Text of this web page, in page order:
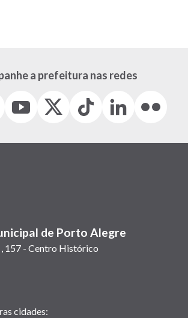
a prefeitura nas redes
(link
em
(Antigo
(link
Tiktok
(link
em
LinkedIn
(link
em
(link
em
de Porto Alegre
, 157 - Centro Histórico
cidades: